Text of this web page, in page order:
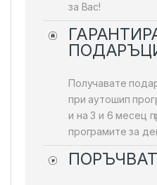
за Вас!
Получавате
при аутошип
и на 3 и 6 месец
програмите за